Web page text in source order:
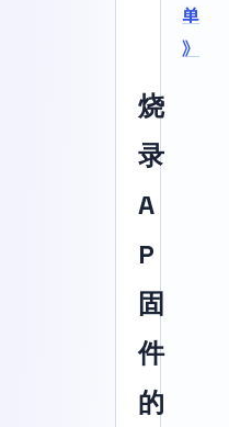
单
》
烧
录
A
P
固
件
的